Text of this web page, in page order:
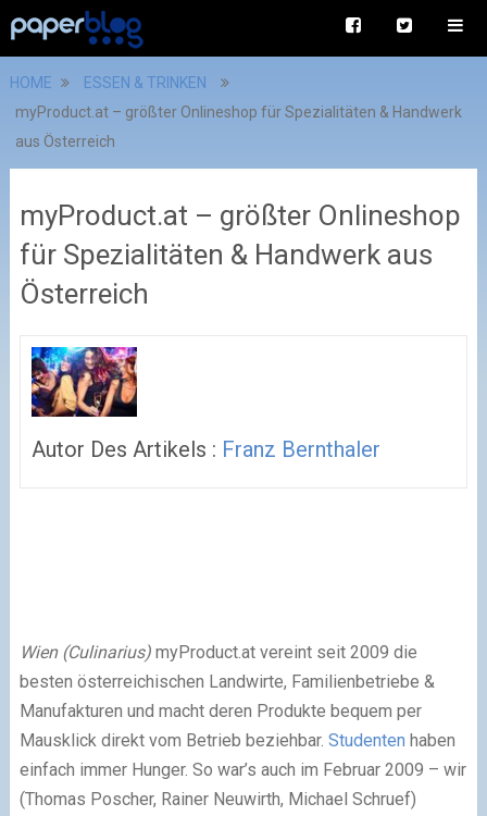
HOME
ESSEN & TRINKEN
myProduct.at – größter Onlineshop für Spezialitäten & Handwerk
aus Österreich
myProduct.at – größter Onlineshop
für Spezialitäten & Handwerk aus
Österreich
Autor Des Artikels : Franz Bernthaler
Wien (Culinarius)myProduct.at vereint seit 2009 die
besten österreichischen Landwirte, Familienbetriebe &
Manufakturen und macht deren Produkte bequem per
Mausklick direkt vom Betrieb beziehbar. Studenten haben
einfach immer Hunger. So war’s auch im Februar 2009 – wir
(Thomas Poscher, Rainer Neuwirth, Michael Schruef)